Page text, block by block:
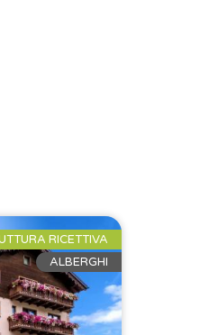
RICETTIVA
ALBERGHI